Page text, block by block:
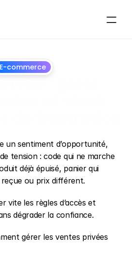
E-commerce
un sentiment d’opportunité,
tension : code qui ne marche
déjà épuisé, panier qui
ou prix différent.
vite les règles d’accès et
dégrader la confiance.
gérer les ventes privées